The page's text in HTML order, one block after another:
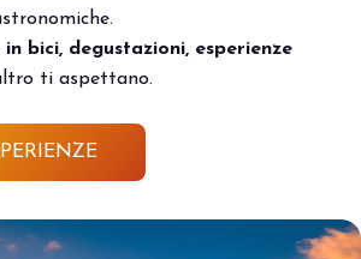
bici, degustazioni, esperienze
ti aspettano.